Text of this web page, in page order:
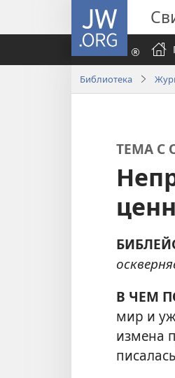
JW.ORG
Библиотека
ТЕМА С
В ЧЕМ
мир и
измена